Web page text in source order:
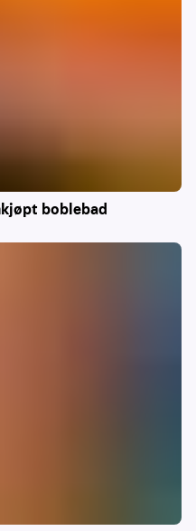
boblebad